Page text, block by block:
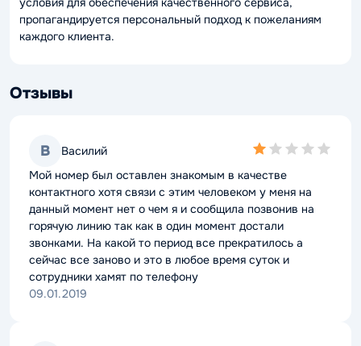
пропагандируется персональный подход к пожеланиям
каждого клиента.
Отзывы
В Василий
1,0
Мой номер был оставлен знакомым в качестве
контактного хотя связи с этим человеком у меня на
данный момент нет о чем я и сообщила позвонив на
горячую линию так как в один момент достали
звонками. На какой то период все прекратилось а
сейчас все заново и это в любое время суток и
сотрудники хамят по телефону
09.01.2019